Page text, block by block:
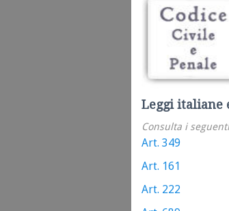
Leggi italiane
Consulta i
Art. 349
Art. 161
Art. 222